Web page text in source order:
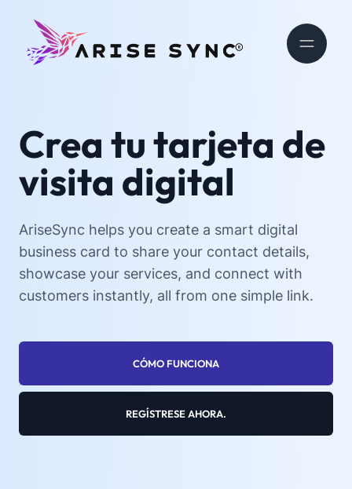
Crea tu tarjeta de
visita digital
AriseSync helps you create a smart digital
business card to share your contact details,
showcase your services, and connect with
customers instantly, all from one simple link.
CÓMO FUNCIONA
REGÍSTRESE AHORA.